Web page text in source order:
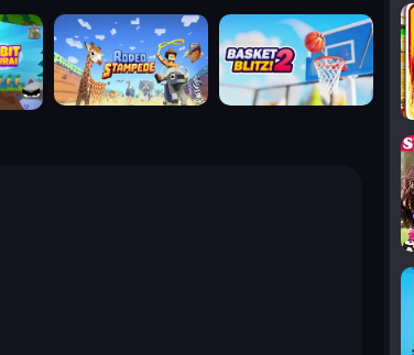
rodeo stampede basket blitz